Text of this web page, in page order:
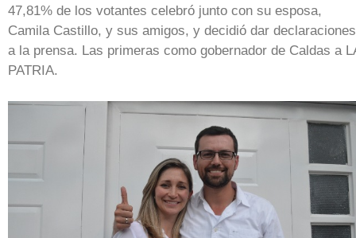
47,81% de los votantes celebró junto con su esposa,
Camila Castillo, y sus amigos, y decidió dar declaraciones
a la prensa. Las primeras como gobernador de Caldas a
PATRIA.